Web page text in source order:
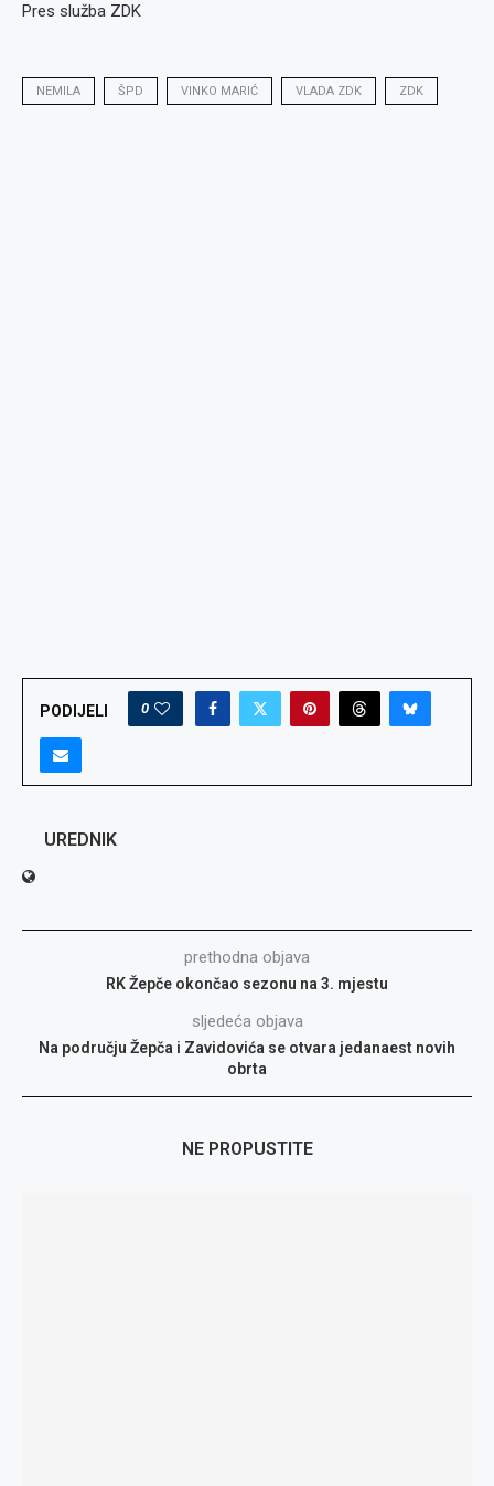
Pres služba ZDK
NEMILA ŠPD VINKO MARIĆ VLADA ZDK ZDK
PODIJELI 0
UREDNIK
prethodna objava
RK Žepče okončao sezonu na 3. mjestu
sljedeća objava
Na području Žepča i Zavidovića se otvara jedanaest novih
obrta
NE PROPUSTITE